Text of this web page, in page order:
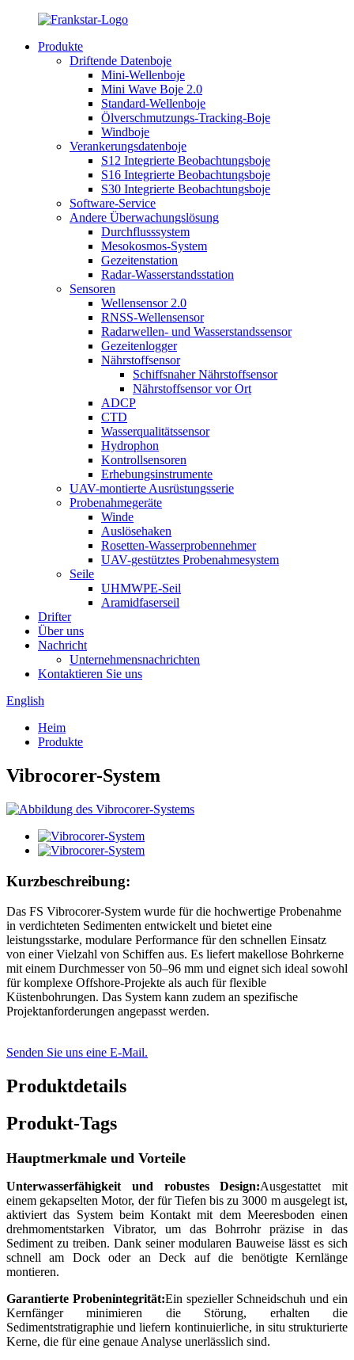
Produkte
Driftende Datenboje
Mini-Wellenboje
Mini Wave Boje 2.0
Standard-Wellenboje
Ölverschmutzungs-Tracking-Boje
Windboje
Verankerungsdatenboje
S12 Integrierte Beobachtungsboje
S16 Integrierte Beobachtungsboje
S30 Integrierte Beobachtungsboje
Software-Service
Andere Überwachungslösung
Durchflusssystem
Mesokosmos-System
Gezeitenstation
Radar-Wasserstandsstation
Sensoren
Wellensensor 2.0
RNSS-Wellensensor
Radarwellen- und Wasserstandssensor
Gezeitenlogger
Nährstoffsensor
Schiffsnaher Nährstoffsensor
Nährstoffsensor vor Ort
ADCP
CTD
Wasserqualitätssensor
Hydrophon
Kontrollsensoren
Erhebungsinstrumente
UAV-montierte Ausrüstungsserie
Probenahmegeräte
Winde
Auslösehaken
Rosetten-Wasserprobennehmer
UAV-gestütztes Probenahmesystem
Seile
UHMWPE-Seil
Aramidfaserseil
Drifter
Über uns
Nachricht
Unternehmensnachrichten
Kontaktieren Sie uns
English
Heim
Produkte
Vibrocorer-System
Kurzbeschreibung:
Das FS Vibrocorer-System wurde für die hochwertige Probenahme
in verdichteten Sedimenten entwickelt und bietet eine
leistungsstarke, modulare Performance für den schnellen Einsatz
von einer Vielzahl von Schiffen aus. Es liefert makellose Bohrkerne
mit einem Durchmesser von 50–96 mm und eignet sich ideal sowohl
für komplexe Offshore-Projekte als auch für flexible
Küstenbohrungen. Das System kann zudem an spezifische
Projektanforderungen angepasst werden.
Senden Sie uns eine E-Mail.
Produktdetails
Produkt-Tags
Hauptmerkmale und Vorteile
Unterwasserfähigkeit und robustes Design:Ausgestattet mit
einem gekapselten Motor, der für Tiefen bis zu 3000 m ausgelegt ist,
aktiviert das System beim Kontakt mit dem Meeresboden einen
drehmomentstarken Vibrator, um das Bohrrohr präzise in das
Sediment zu treiben. Dank seiner modularen Bauweise lässt es sich
schnell am Dock oder an Deck auf die benötigte Kernlänge
montieren.
Garantierte Probenintegrität:Ein spezieller Schneidschuh und ein
Kernfänger minimieren die Störung, erhalten die
Sedimentstratigraphie und liefern kontinuierliche, in situ strukturierte
Kerne, die für eine genaue Analyse unerlässlich sind.